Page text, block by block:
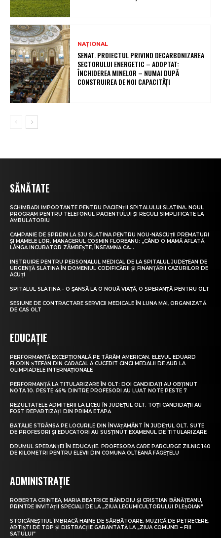
NAȚIONAL
SENAT. PROIECTUL PRIVIND DECARBONIZAREA
SECTORULUI ENERGETIC – ADOPTAT:
ÎNCHIDEREA MINELOR – NUMAI DUPĂ
CONSTRUIREA DE NOI CAPACITĂȚI
SĂNĂTATE
SCHIMBĂRI IMPORTANTE PENTRU PACIENȚII SPITALULUI SLATINA. NOUL
PROGRAM PENTRU TELEFONUL PACIENTULUI ȘI REGULI SIMPLIFICATE LA
AMBULATORIU
CAMPANIE DE SPRIJIN LA SJU SLATINA PENTRU NOU-NĂSCUȚII PREMATURI
ȘI MAMELE LOR. MANAGERUL COSMIN FLOREANU: „CÂND O MAMĂ AFLATĂ
LÂNGĂ INCUBATOR ZÂMBEȘTE, ÎNSEAMNĂ CĂ...
INSTRUIRE PENTRU PERSONALUL MEDICAL DE LA SPITALUL JUDEȚEAN DE
URGENȚĂ SLATINA ÎN DOMENIUL CODIFICĂRII ȘI FINANȚĂRII CAZURILOR DE
ACUȚI
SPITALUL SLATINA – O ȘANSĂ LA O NOUĂ VIAȚĂ, O SPERANȚĂ PENTRU OLT
SESIUNE DE CONTRACTARE SERVICII MEDICALE ÎN LUNA MAI, ORGANIZATĂ
DE CAS OLT
EDUCAȚIE
PERFORMANȚĂ EXCEPȚIONALĂ PE TĂRÂM AMERICAN. ELEVUL EDUARD
FLORIN ȘTEFAN DIN CARACAL A CUCERIT CINCI MEDALII DE AUR LA
OLIMPIADELE INTERNAȚIONALE
PERFORMANȚĂ LA TITULARIZARE ÎN OLT: DOI CANDIDAȚI AU OBȚINUT
NOTA 10. PESTE 46% DINTRE PROFESORI AU LUAT NOTE PESTE 7
REZULTATELE ADMITERII LA LICEU ÎN JUDEȚUL OLT. TOȚI CANDIDAȚII AU
FOST REPARTIZAȚI DIN PRIMA ETAPĂ
BĂTĂLIE STRÂNSĂ PE LOCURILE DIN ÎNVĂȚĂMÂNT ÎN JUDEȚUL OLT. SUTE
DE PROFESORI ȘI EDUCATORI AU SUSȚINUT EXAMENUL DE TITULARIZARE
DRUMUL SPERANȚEI ÎN EDUCAȚIE. PROFESORA CARE PARCURGE ZILNIC 140
DE KILOMETRI PENTRU ELEVII DIN COMUNA OLTEANĂ FĂGEȚELU
ADMINISTRAȚIE
ROBERTA CRINTEA, MARIA BEATRICE BĂNDOIU ȘI CRISTIAN BĂNĂȚEANU,
PRINTRE INVITAȚII SPECIALI DE LA „ZIUA LEGUMICULTORULUI PLEȘOIAN”
STOICĂNEȘTIUL ÎMBRACĂ HAINE DE SĂRBĂTOARE. MUZICĂ DE PETRECERE,
ARTIȘTI DE TOP ȘI DISTRACȚIE GARANTATĂ LA „ZIUA COMUNEI – FIII
SATULUI”